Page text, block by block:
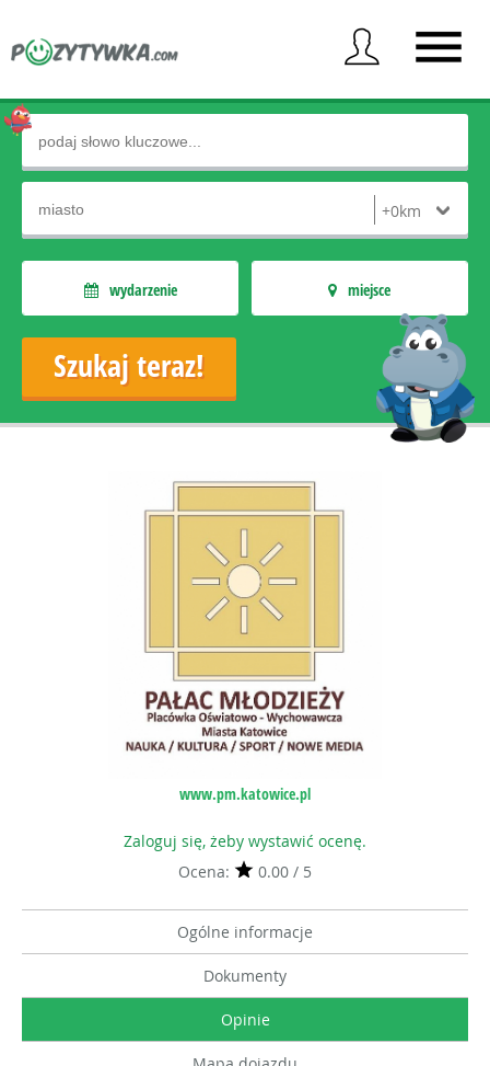
wydarzenie miejsce
www.pm.katowice.pl
Zaloguj się, żeby wystawić ocenę.
Ocena:
0.00 / 5
Ogólne informacje
Dokumenty
Opinie